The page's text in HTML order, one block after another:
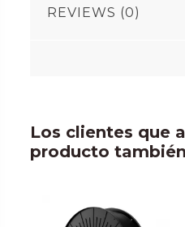
REVIEWS (0)
Los clientes que
producto